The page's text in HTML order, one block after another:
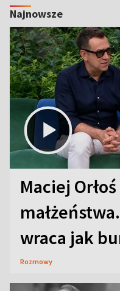
Najnowsze
Maciej
wraca jak
Rozmowy